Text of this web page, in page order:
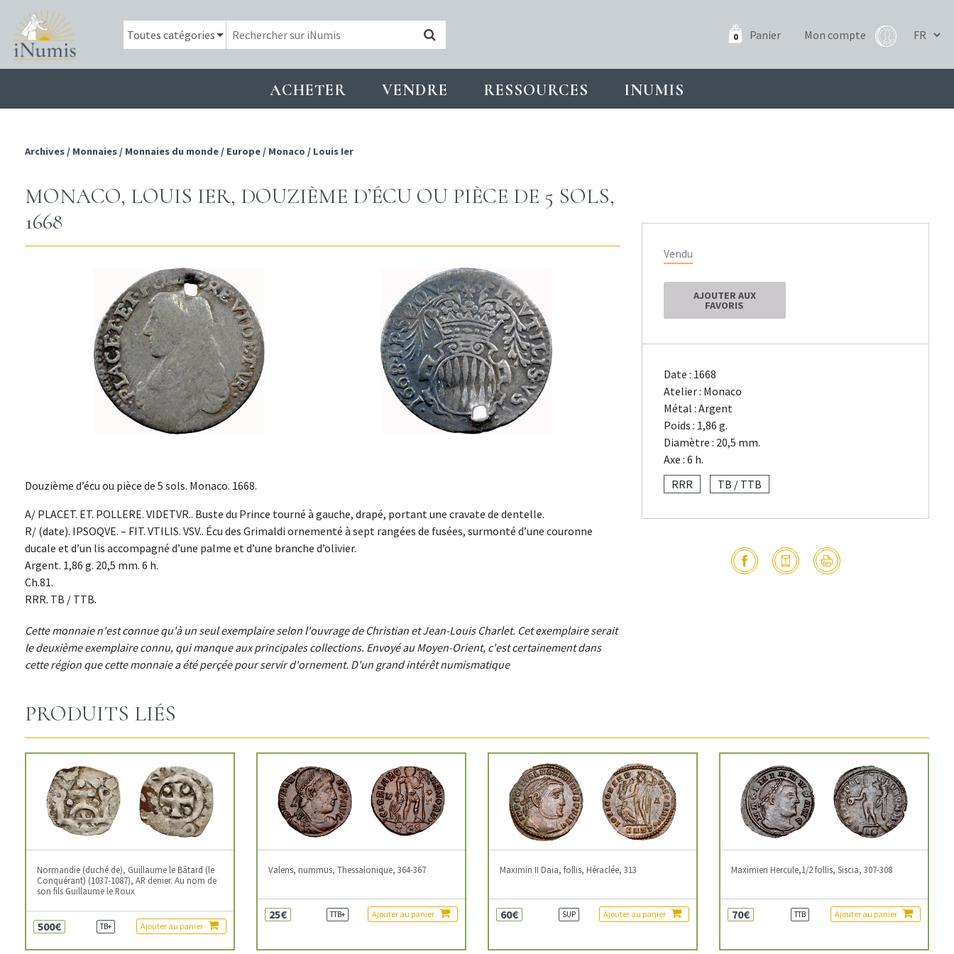
0 Panier Mon compte
ACHETER VENDRE RESSOURCES INUMIS
Archives / Monnaies / Monnaies du monde / Europe / Monaco / Louis Ier
MONACO, LOUIS IER, DOUZIÈME D’ÉCU OU PIÈCE DE 5 SOLS,
1668
Douzième d’écu ou pièce de 5 sols. Monaco. 1668.
A/ PLACET. ET. POLLERE. VIDETVR.. Buste du Prince tourné à gauche, drapé, portant une cravate de dentelle.
R/ (date). IPSOQVE. – FIT. VTILIS. VSV.. Écu des Grimaldi ornementé à sept rangées de fusées, surmonté d’une couronne
ducale et d’un lis accompagné d’une palme et d’une branche d’olivier.
Argent. 1,86 g. 20,5 mm. 6 h.
Ch.81.
RRR. TB / TTB.
Cette monnaie n'est connue qu'à un seul exemplaire selon l'ouvrage de Christian et Jean-Louis Charlet. Cet exemplaire serait
le deuxième exemplaire connu, qui manque aux principales collections. Envoyé au Moyen-Orient, c'est certainement dans
cette région que cette monnaie a été perçée pour servir d'ornement. D'un grand intérêt numismatique
Vendu
AJOUTER AUX
FAVORIS
Date : 1668
Atelier : Monaco
Métal : Argent
Poids : 1,86 g.
Diamètre : 20,5 mm.
Axe : 6 h.
RRR
TB / TTB
PRODUITS LIÉS
Normandie (duché de), Guillaume le Bâtard (le
Conquérant) (1037-1087), AR denier. Au nom de
son fils Guillaume le Roux
500€ TB+ Ajouter au panier
Valens, nummus, Thessalonique, 364-367
25€ TTB+ Ajouter au panier
Maximin II Daia, follis, Héraclée, 313
60€ SUP Ajouter au panier
Maximien Hercule,1/2 follis, Siscia, 307-308
70€ TTB Ajouter au panier